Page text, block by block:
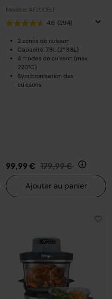
Modèle: AF200EU
4.6 (294)
2 zones de cuisson
Capacité: 7.6L (2*3.8L)
4 modes de cuisson (max
220°C)
Synchronisation des
cuissons
99,99 € Prix réduit de
179,99 € au
Ajouter au panier